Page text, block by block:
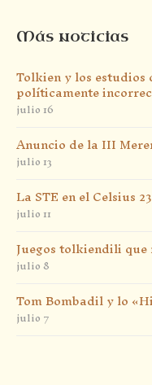
Más noticias
Tolkien y los estudios
políticamente
julio 16
Anuncio de la III
julio 13
La STE en el Celsius
julio 11
Juegos tolkiendili que
julio 8
Tom Bombadil y lo
julio 7